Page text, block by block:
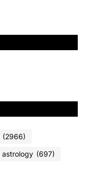
(2966)
astrology (697)